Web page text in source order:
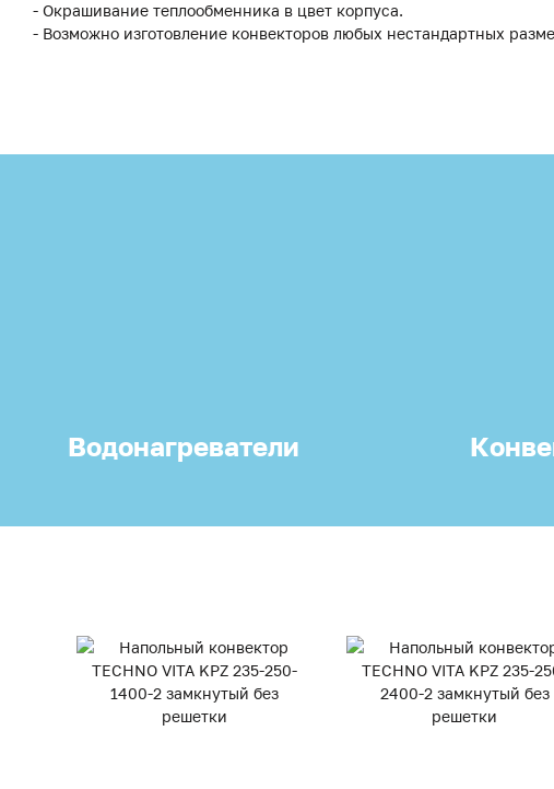
- Окрашивание теплообменника в цвет корпуса.
- Возможно изготовление конвекторов любых нестандартных
Водонагреватели